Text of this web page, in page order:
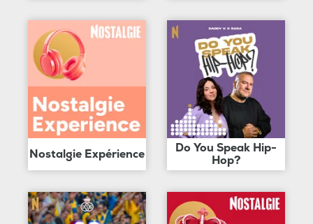
Nostalgie Expérience
Do You Speak Hip-
Hop?